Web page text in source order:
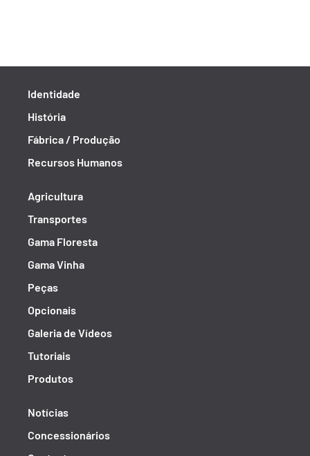
Identidade
História
Fábrica / Produção
Recursos Humanos
Agricultura
Transportes
Gama Floresta
Gama Vinha
Peças
Opcionais
Galeria de Vídeos
Tutoriais
Produtos
Notícias
Concessionários